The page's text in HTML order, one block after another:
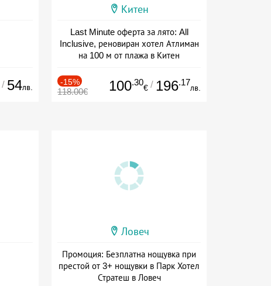
/ 54лв.
Китен
Last Minute оферта за лято: All
Inclusive, реновиран хотел Атлиман
на 100 м от плажа в Китен
-15%
118.00€ 100.30
€ / 196.17
лв.
Ловеч
Промоция: Безплатна нощувка при
престой от 3+ нощувки в Парк Хотел
Стратеш в Ловеч